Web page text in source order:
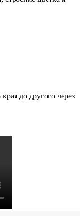
до другого через